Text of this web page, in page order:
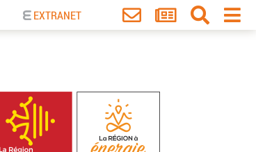
EXTRANET